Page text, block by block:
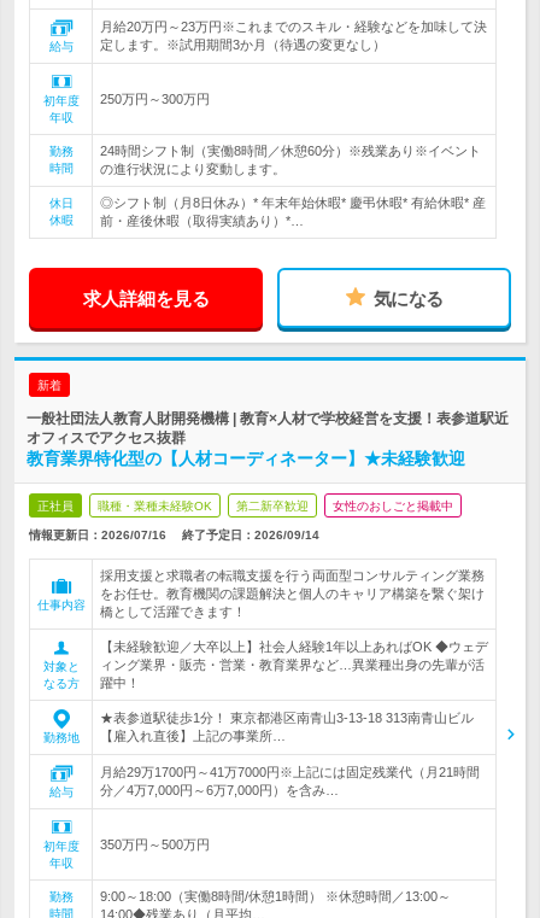
給与
月給20万円～23万円※これまでのスキル・経験などを加味して決
定します。※試用期間3か月（待遇の変更なし）
初年度
年収
250万円～300万円
勤務
時間
24時間シフト制（実働8時間／休憩60分）※残業あり※イベント
の進行状況により変動します。
休日
休暇
◎シフト制（月8日休み）* 年末年始休暇* 慶弔休暇* 有給休暇* 産
前・産後休暇（取得実績あり）*…
求人詳細を見る 気になる
新着
一般社団法人教育人財開発機構 | 教育×人材で学校経営を支援！表参道駅近
オフィスでアクセス抜群
教育業界特化型の【人材コーディネーター】★未経験歓迎
正社員 職種・業種未経験OK 第二新卒歓迎 女性のおしごと掲載中
情報更新日：2026/07/16 終了予定日： 2026/09/14
仕事内容
採用支援と求職者の転職支援を行う両面型コンサルティング業務
をお任せ。教育機関の課題解決と個人のキャリア構築を繋ぐ架け
橋として活躍できます！
対象と
なる方
【未経験歓迎／大卒以上】社会人経験1年以上あればOK ◆ウェデ
ィング業界・販売・営業・教育業界など…異業種出身の先輩が活
躍中！
勤務地
★表参道駅徒歩1分！ 東京都港区南青山3-13-18 313南青山ビル
【雇入れ直後】上記の事業所…
給与
月給29万1700円～41万7000円※上記には固定残業代（月21時間
分／4万7,000円～6万7,000円）を含み…
初年度
年収
350万円～500万円
勤務
時間
9:00～18:00（実働8時間/休憩1時間） ※休憩時間／13:00～
14:00◆残業あり（月平均…